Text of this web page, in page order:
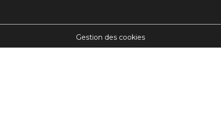
Gestion des cookies